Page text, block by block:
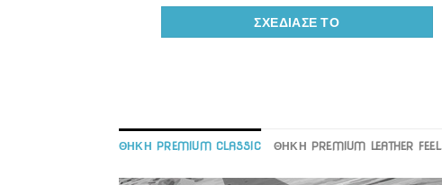
ΣΧΕΔΊΑΣΕ ΤΟ
ΘΗΚΗ PREMIUM CLASSIC ΘΗΚΗ PREMIUM LEATHER FEEL